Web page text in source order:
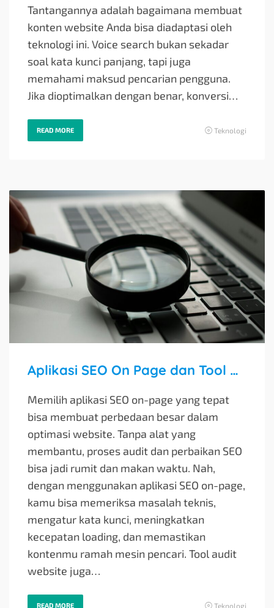
Tantangannya adalah bagaimana membuat
konten website Anda bisa diadaptasi oleh
teknologi ini. Voice search bukan sekadar
soal kata kunci panjang, tapi juga
memahami maksud pencarian pengguna.
Jika dioptimalkan dengan benar, konversi…
READ MORE Teknologi
Aplikasi SEO On Page dan Tool Audit Website Terbaik
Memilih aplikasi SEO on-page yang tepat
bisa membuat perbedaan besar dalam
optimasi website. Tanpa alat yang
membantu, proses audit dan perbaikan SEO
bisa jadi rumit dan makan waktu. Nah,
dengan menggunakan aplikasi SEO on-page,
kamu bisa memeriksa masalah teknis,
mengatur kata kunci, meningkatkan
kecepatan loading, dan memastikan
kontenmu ramah mesin pencari. Tool audit
website juga…
READ MORE Teknologi